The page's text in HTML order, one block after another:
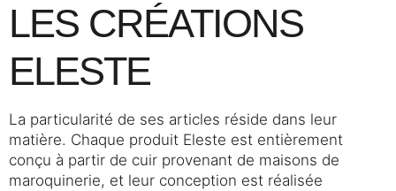
LES CRÉATIONS
ELESTE
La particularité de ses articles réside dans leur
matière. Chaque produit Eleste est entièrement
conçu à partir de cuir provenant de maisons de
maroquinerie, et leur conception est réalisée